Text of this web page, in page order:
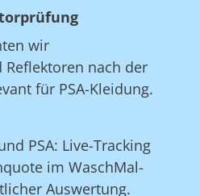
wir
nach der
für PSA-Kleidung.
PSA: Live-Tracking
im WaschMal-
Auswertung.